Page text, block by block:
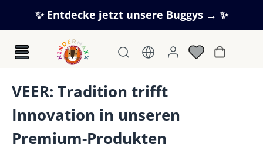
Zum Hauptinhalt springen
✨ Entdecke jetzt unsere Buggys → ✨
VEER: Tradition trifft
Innovation in unseren
Premium-Produkten